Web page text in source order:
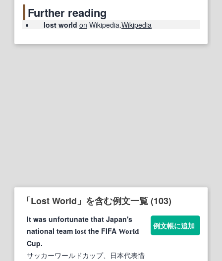
Further reading
lost world on Wikipedia.Wikipedia
「Lost World」を含む例文一覧 (103)
It was unfortunate that Japan's
national team lost the FIFA World
Cup.
サッカーワールドカップ、日本代表惜
例文帳に追加